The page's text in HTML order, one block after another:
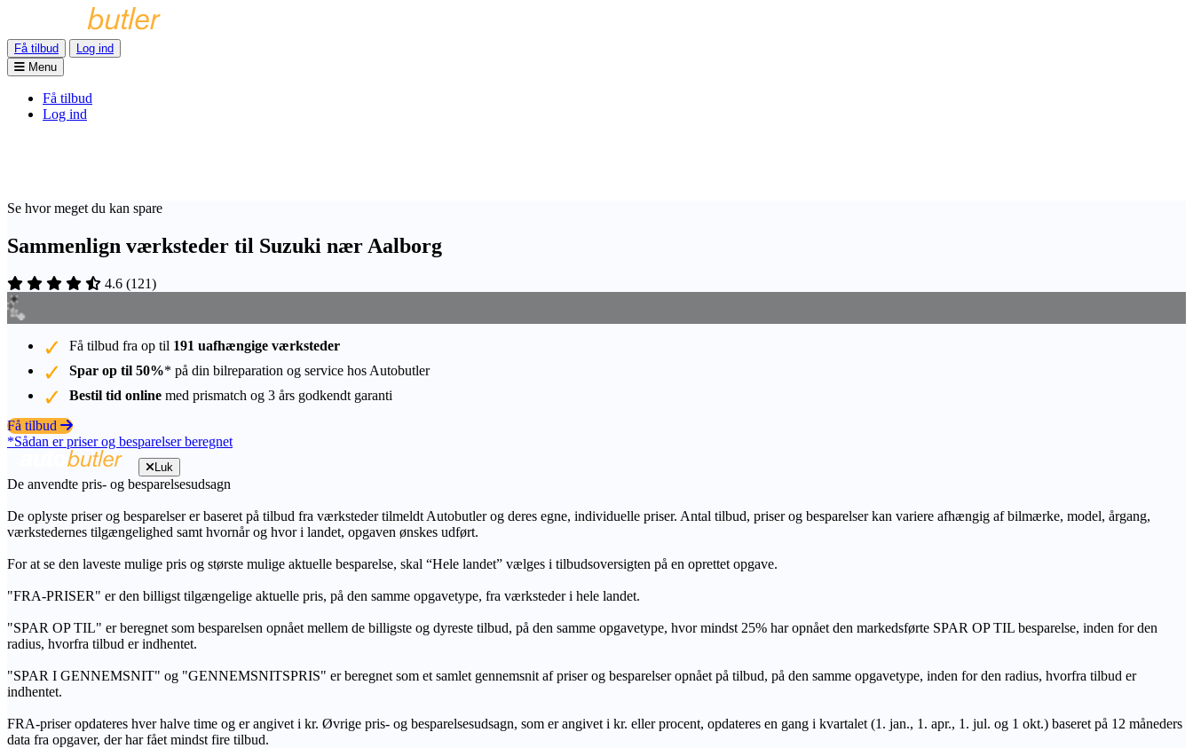
Få tilbud
Log ind
Menu
Få tilbud
Log ind
Se hvor meget du kan spare
Sammenlign værksteder til Suzuki nær Aalborg
4.6 (121)
Få tilbud fra op til 191 uafhængige værksteder
Spar op til 50%* på din bilreparation og service hos Autobutler
Bestil tid online med prismatch og 3 års godkendt garanti
Få tilbud
*Sådan er priser og besparelser beregnet
Luk
De anvendte pris- og besparelsesudsagn
De oplyste priser og besparelser er baseret på tilbud fra værksteder tilmeldt Autobutler og deres egne, individuelle priser. Antal tilbud, priser og besparelser kan variere afhængig af bilmærke, model, årgang,
værkstedernes tilgængelighed samt hvornår og hvor i landet, opgaven ønskes udført.
For at se den laveste mulige pris og største mulige aktuelle besparelse, skal “Hele landet” vælges i tilbudsoversigten på en oprettet opgave.
"FRA-PRISER" er den billigst tilgængelige aktuelle pris, på den samme opgavetype, fra værksteder i hele landet.
"SPAR OP TIL" er beregnet som besparelsen opnået mellem de billigste og dyreste tilbud, på den samme opgavetype, hvor mindst 25% har opnået den markedsførte SPAR OP TIL besparelse, inden for den
radius, hvorfra tilbud er indhentet.
"SPAR I GENNEMSNIT" og "GENNEMSNITSPRIS" er beregnet som et samlet gennemsnit af priser og besparelser opnået på tilbud, på den samme opgavetype, inden for den radius, hvorfra tilbud er
indhentet.
FRA-priser opdateres hver halve time og er angivet i kr. Øvrige pris- og besparelsesudsagn, som er angivet i kr. eller procent, opdateres en gang i kvartalet (1. jan., 1. apr., 1. jul. og 1 okt.) baseret på 12 måneders
data fra opgaver, der har fået mindst fire tilbud.